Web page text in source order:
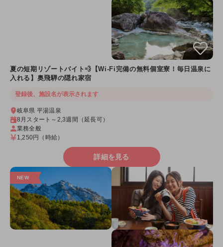
夏の短期リゾートバイト💨【Wi-Fi完備の無料個室寮！毎日温泉に
入れる】奥飛騨の隠れ家宿
登録後、施設名が表示されます
岐阜県 平湯温泉
8月スタート～2,3週間（延長可）
業務全般
1,250円
（時給）
詳細を見る